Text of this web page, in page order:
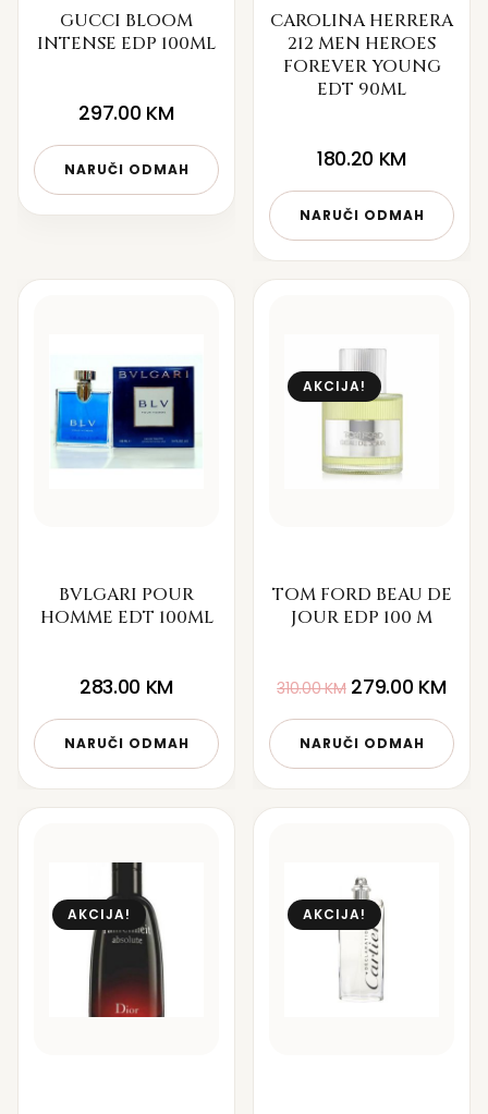
GUCCI BLOOM
INTENSE EDP 100ML
297.00 KM
NARUČI ODMAH
CAROLINA HERRERA
212 MEN HEROES
FOREVER YOUNG
EDT 90ML
180.20 KM
NARUČI ODMAH
BVLGARI POUR
HOMME EDT 100ML
283.00 KM
NARUČI ODMAH
AKCIJA!
TOM FORD BEAU DE
JOUR EDP 100 M
310.00KM 279.00 KM
NARUČI ODMAH
AKCIJA! AKCIJA!